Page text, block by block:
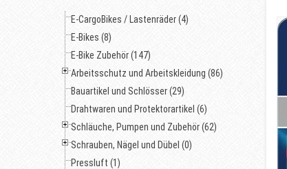
E-CargoBikes / Lastenräder (4)
E-Bikes (8)
E-Bike Zubehör (147)
Arbeitsschutz und Arbeitskleidung (86)
Bauartikel und Schlösser (29)
Drahtwaren und Protektorartikel (6)
Schläuche, Pumpen und Zubehör (62)
Schrauben, Nägel und Dübel (0)
Pressluft (1)